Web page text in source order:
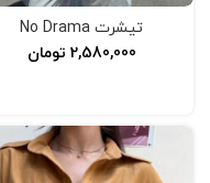
تیشرت No Drama
2,580,000 تومان